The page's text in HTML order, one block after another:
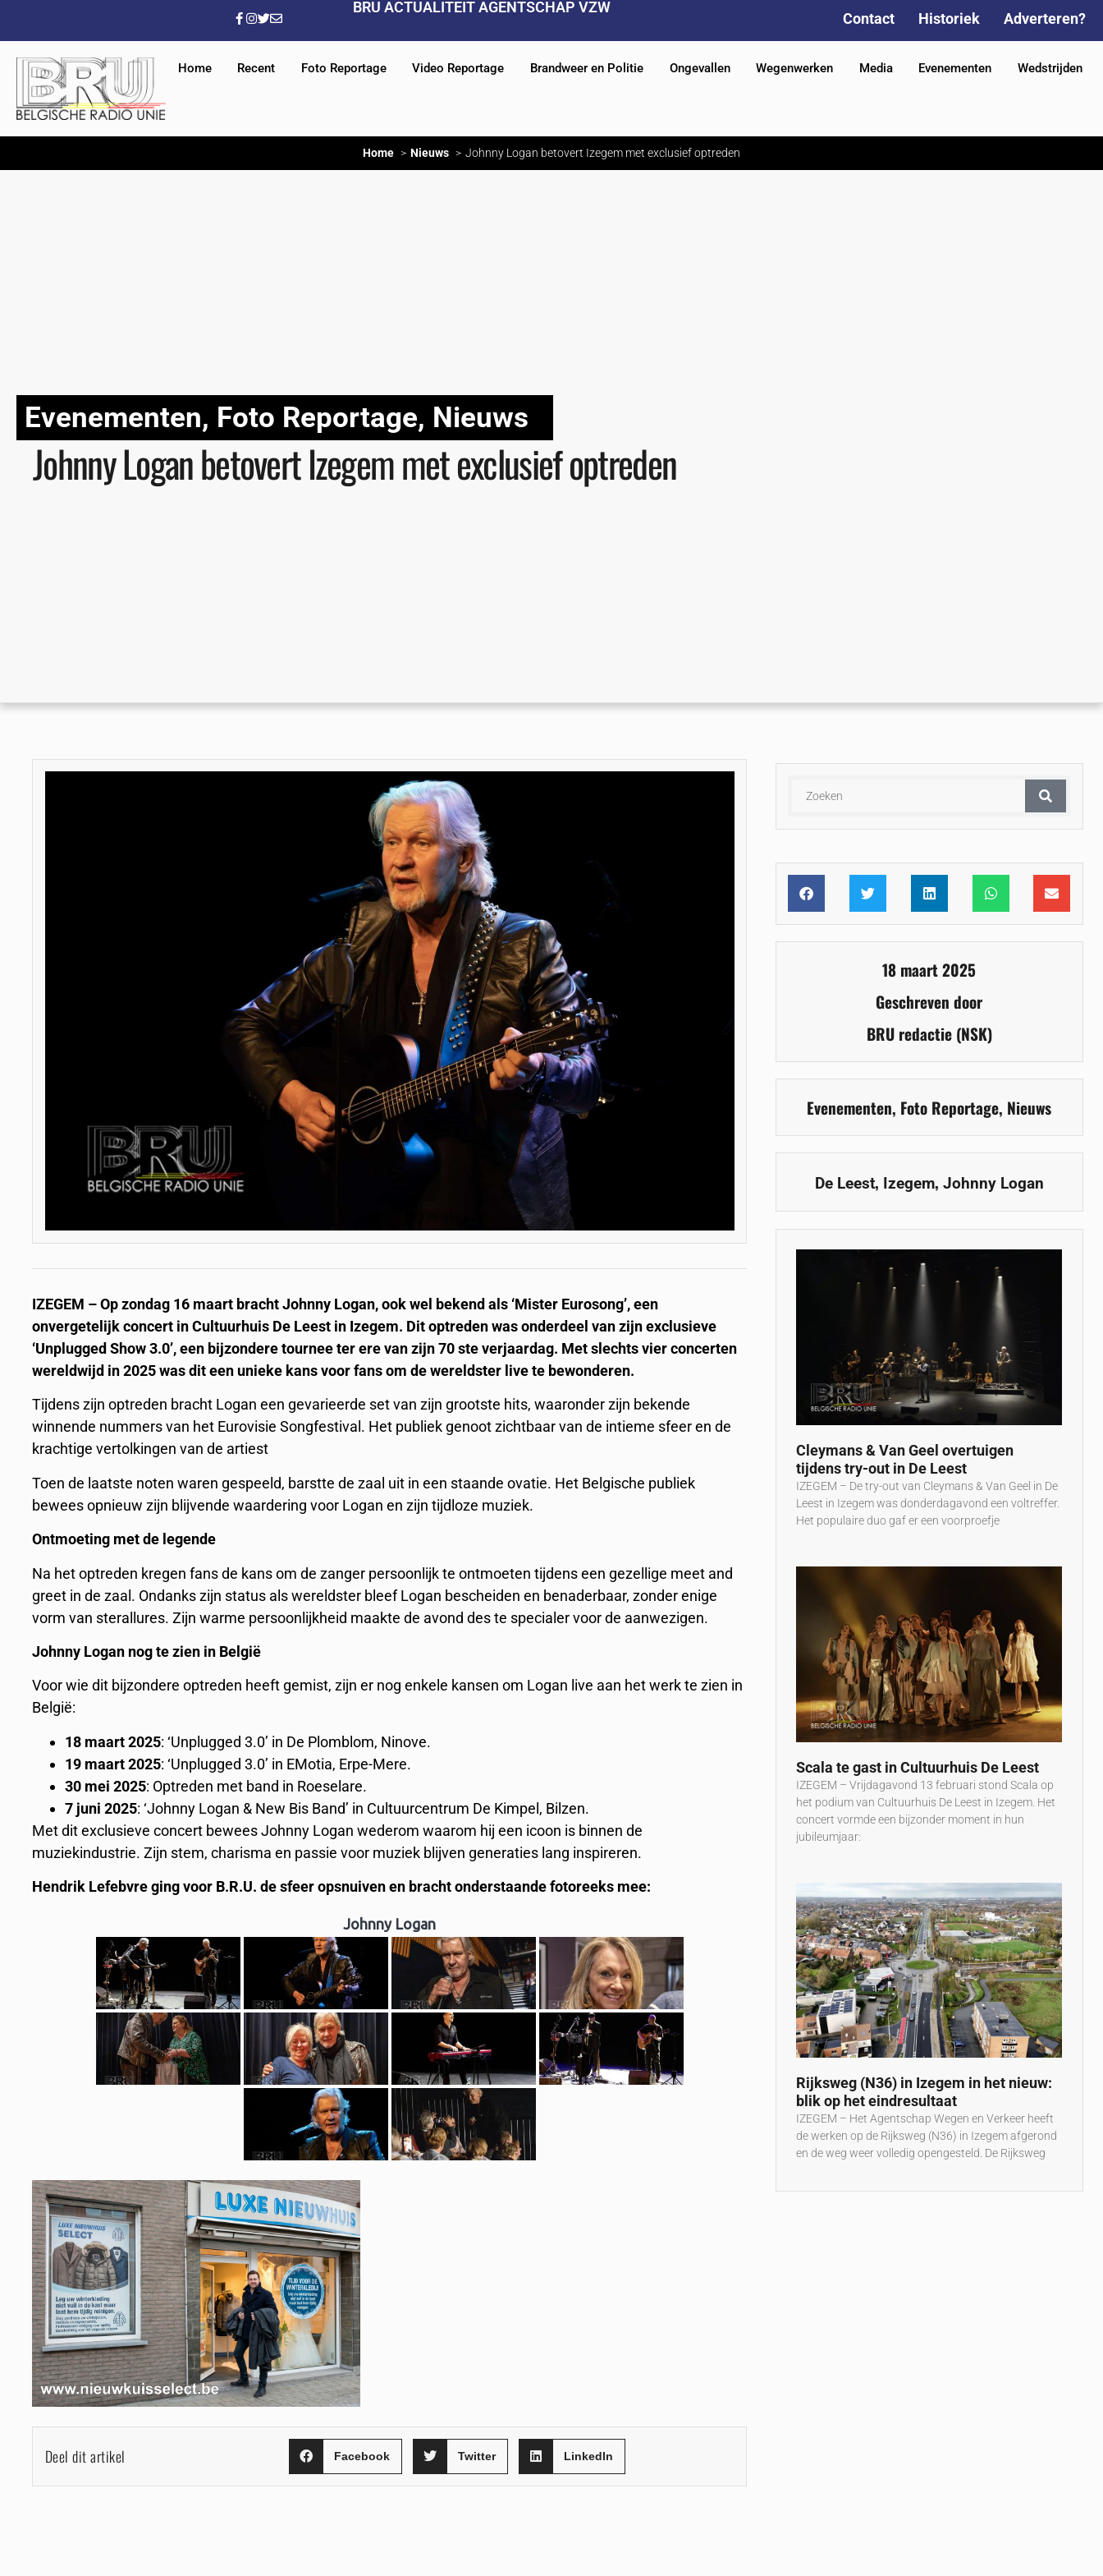
BRU ACTUALITEIT AGENTSCHAP VZW
Contact Historiek Adverteren?
Home Recent Foto Reportage Video Reportage Brandweer en Politie Ongevallen Wegenwerken Media Evenementen Wedstrijden
Home Nieuws Johnny Logan betovert Izegem met exclusief optreden
Evenementen, Foto Reportage, Nieuws
Johnny Logan betovert Izegem met exclusief optreden
IZEGEM – Op zondag 16 maart bracht Johnny Logan, ook wel bekend als ‘Mister Eurosong’, een
onvergetelijk concert in Cultuurhuis De Leest in Izegem. Dit optreden was onderdeel van zijn exclusieve
‘Unplugged Show 3.0’, een bijzondere tournee ter ere van zijn 70 ste verjaardag. Met slechts vier concerten
wereldwijd in 2025 was dit een unieke kans voor fans om de wereldster live te bewonderen.
Tijdens zijn optreden bracht Logan een gevarieerde set van zijn grootste hits, waaronder zijn bekende
winnende nummers van het Eurovisie Songfestival. Het publiek genoot zichtbaar van de intieme sfeer en de
krachtige vertolkingen van de artiest
Toen de laatste noten waren gespeeld, barstte de zaal uit in een staande ovatie. Het Belgische publiek
bewees opnieuw zijn blijvende waardering voor Logan en zijn tijdloze muziek.
Ontmoeting met de legende
Na het optreden kregen fans de kans om de zanger persoonlijk te ontmoeten tijdens een gezellige meet and
greet in de zaal. Ondanks zijn status als wereldster bleef Logan bescheiden en benaderbaar, zonder enige
vorm van sterallures. Zijn warme persoonlijkheid maakte de avond des te specialer voor de aanwezigen.
Johnny Logan nog te zien in België
Voor wie dit bijzondere optreden heeft gemist, zijn er nog enkele kansen om Logan live aan het werk te zien in
België:
18 maart 2025: ‘Unplugged 3.0’ in De Plomblom, Ninove.
19 maart 2025: ‘Unplugged 3.0’ in EMotia, Erpe-Mere.
30 mei 2025: Optreden met band in Roeselare.
7 juni 2025: ‘Johnny Logan & New Bis Band’ in Cultuurcentrum De Kimpel, Bilzen.
Met dit exclusieve concert bewees Johnny Logan wederom waarom hij een icoon is binnen de
muziekindustrie. Zijn stem, charisma en passie voor muziek blijven generaties lang inspireren.
Hendrik Lefebvre ging voor B.R.U. de sfeer opsnuiven en bracht onderstaande fotoreeks mee:
Johnny Logan
Deel dit artikel Facebook Twitter LinkedIn
18 maart 2025
Geschreven door
BRU redactie (NSK)
Evenementen, Foto Reportage, Nieuws
De Leest, Izegem, Johnny Logan
Cleymans & Van Geel overtuigen
tijdens try-out in De Leest
IZEGEM – De try-out van Cleymans & Van Geel in De
Leest in Izegem was donderdagavond een voltreffer.
Het populaire duo gaf er een voorproefje
Scala te gast in Cultuurhuis De Leest
IZEGEM – Vrijdagavond 13 februari stond Scala op
het podium van Cultuurhuis De Leest in Izegem. Het
concert vormde een bijzonder moment in hun
jubileumjaar:
Rijksweg (N36) in Izegem in het nieuw:
blik op het eindresultaat
IZEGEM – Het Agentschap Wegen en Verkeer heeft
de werken op de Rijksweg (N36) in Izegem afgerond
en de weg weer volledig opengesteld. De Rijksweg